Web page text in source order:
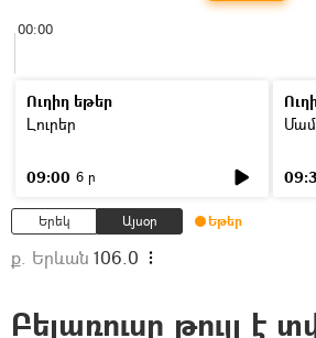
00:00
Ուղիղ եթեր
Լուրեր
09:00 6 ր
Երեկ Այսօր Եթեր
ք. Երևան 106.0
Բելառուսը թույլ է